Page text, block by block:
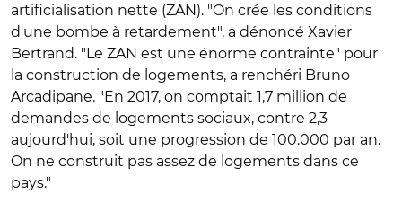
artificialisation nette (ZAN). "On crée les conditions
d'une bombe à retardement", a dénoncé Xavier
Bertrand. "Le ZAN est une énorme contrainte" pour
la construction de logements, a renchéri Bruno
Arcadipane. "En 2017, on comptait 1,7 million de
demandes de logements sociaux, contre 2,3
aujourd'hui, soit une progression de 100.000 par an.
On ne construit pas assez de logements dans ce
pays."